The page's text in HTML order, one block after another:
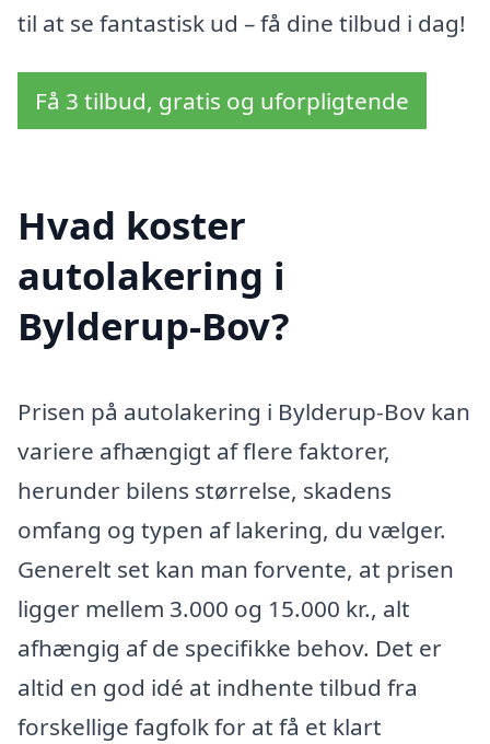
til at se fantastisk ud – få dine tilbud i dag!
Få 3 tilbud, gratis og uforpligtende
Hvad koster
autolakering i
Bylderup-Bov?
Prisen på autolakering i Bylderup-Bov kan
variere afhængigt af flere faktorer,
herunder bilens størrelse, skadens
omfang og typen af lakering, du vælger.
Generelt set kan man forvente, at prisen
ligger mellem 3.000 og 15.000 kr., alt
afhængig af de specifikke behov. Det er
altid en god idé at indhente tilbud fra
forskellige fagfolk for at få et klart